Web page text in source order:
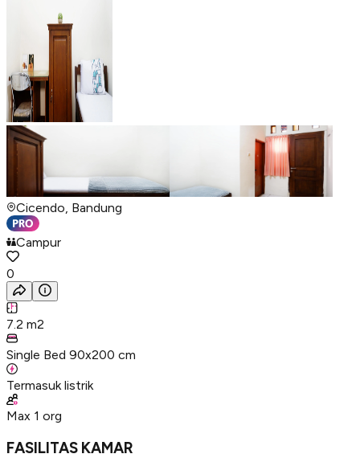
Cicendo, Bandung
Campur
0
7.2 m2
Single Bed 90x200 cm
Termasuk listrik
Max 1 org
FASILITAS KAMAR